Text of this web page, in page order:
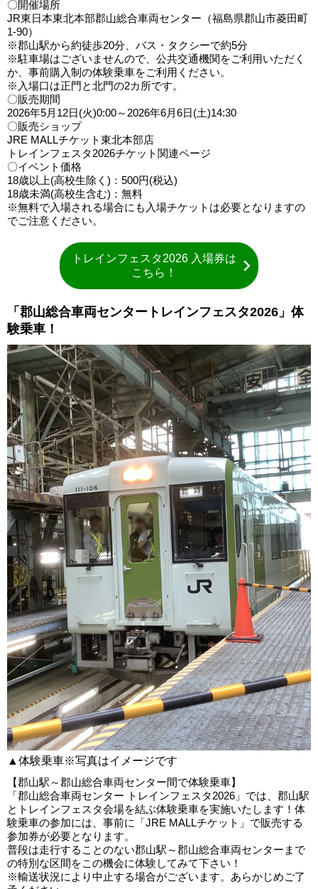
〇開催場所
JR東日本東北本部郡山総合車両センター（福島県郡山市菱田町
1-90）
※郡山駅から約徒歩20分、バス・タクシーで約5分
※駐車場はございませんので、公共交通機関をご利用いただく
か、事前購入制の体験乗車をご利用ください。
※入場口は正門と北門の2カ所です。
〇販売期間
2026年5月12日(火)0:00～2026年6月6日(土)14:30
〇販売ショップ
JRE MALLチケット東北本部店
トレインフェスタ2026チケット関連ページ
〇イベント価格
18歳以上(高校生除く)：500円(税込)
18歳未満(高校生含む)：無料
※無料で入場される場合にも入場チケットは必要となりますの
でご注意ください。
トレインフェスタ2026 入場券は
こちら！
「郡山総合車両センタートレインフェスタ2026」体
験乗車！
▲体験乗車※写真はイメージです
【郡山駅～郡山総合車両センター間で体験乗車】
「郡山総合車両センター トレインフェスタ2026」では、郡山駅
とトレインフェスタ会場を結ぶ体験乗車を実施いたします！体
験乗車の参加には、事前に「JRE MALLチケット」で販売する
参加券が必要となります。
普段は走行することのない郡山駅～郡山総合車両センターまで
の特別な区間をこの機会に体験してみて下さい！
※輸送状況により中止する場合がございます。あらかじめご了